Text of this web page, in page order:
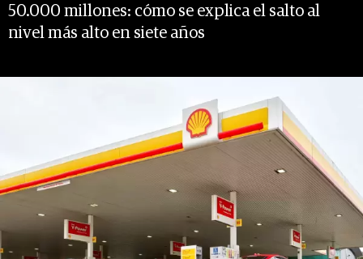
50.000 millones: cómo se explica el salto al
nivel más alto en siete años